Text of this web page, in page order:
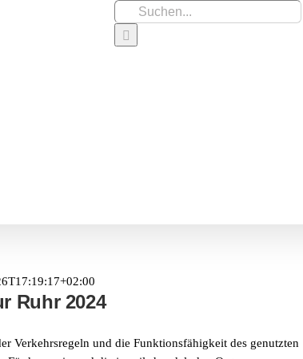
Suche
nach:
Ruhr 2024
Verkehrsregeln und die Funktionsfähigkeit des genutzten